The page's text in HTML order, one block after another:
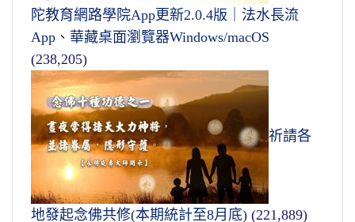
陀教育網路學院App更新2.0.4版｜法水長流
App、華藏桌面瀏覽器Windows/macOS
(238,205)
祈請各
地發起念佛共修(本期統計至8月底) (221,889)